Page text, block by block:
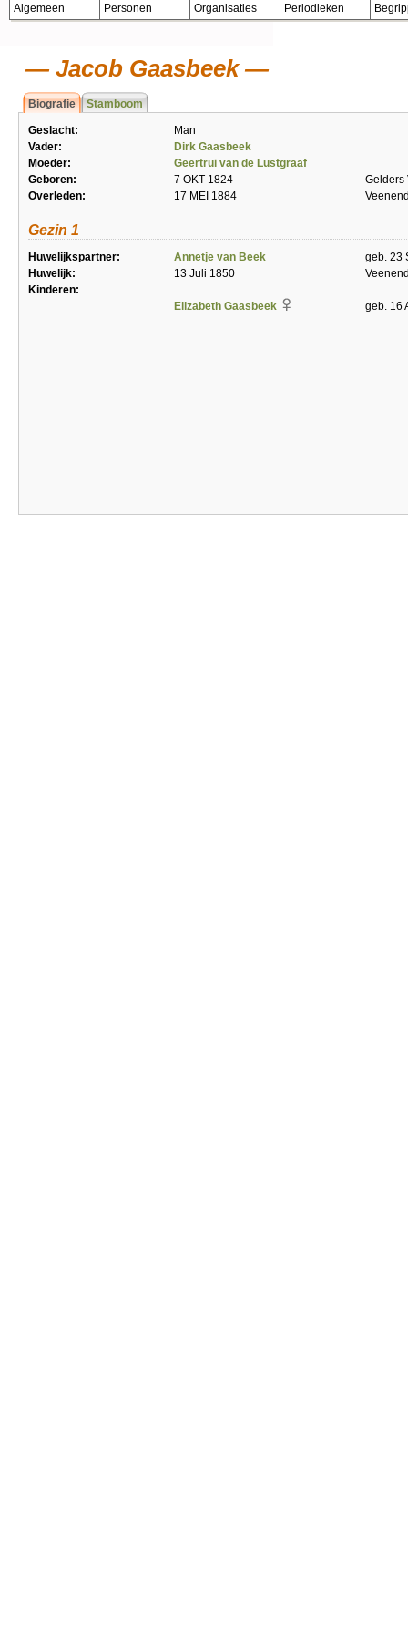
Algemeen Personen Organisaties Periodieken
Jacob Gaasbeek
Biografie Stamboom
Geslacht:
Man
Vader:
Dirk Gaasbeek
Moeder:
Geertrui van de Lustgraaf
Geboren:
7 OKT 1824
Gelders
Overleden:
17 MEI 1884
Gezin 1
Huwelijkspartner: Annetje van Beek
geb. 23
Huwelijk:
13 Juli 1850
Kinderen:
Elizabeth Gaasbeek
geb. 16